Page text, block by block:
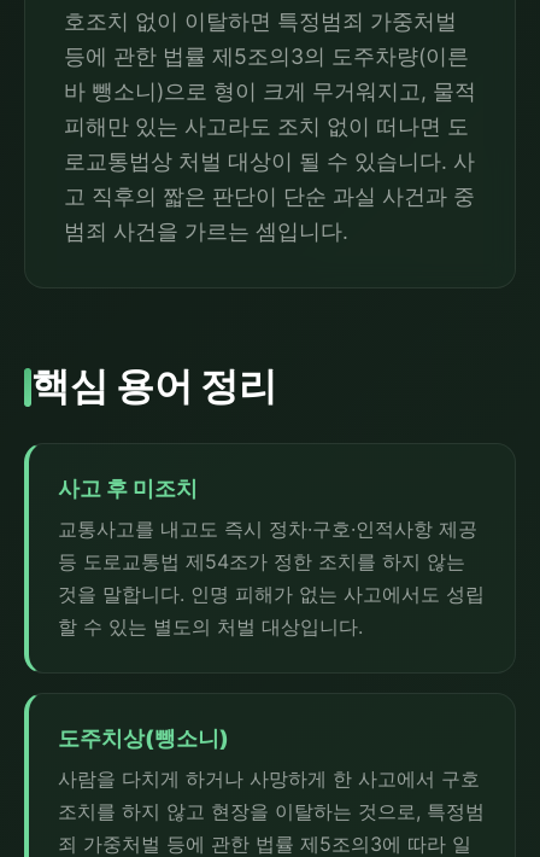
호조치 없이 이탈하면 특정범죄 가중처벌
등에 관한 법률 제5조의3의 도주차량(이른
바 뺑소니)으로 형이 크게 무거워지고, 물적
피해만 있는 사고라도 조치 없이 떠나면 도
로교통법상 처벌 대상이 될 수 있습니다. 사
고 직후의 짧은 판단이 단순 과실 사건과 중
범죄 사건을 가르는 셈입니다.
핵심 용어 정리
사고 후 미조치
교통사고를 내고도 즉시 정차·구호·인적사항 제공
등 도로교통법 제54조가 정한 조치를 하지 않는
것을 말합니다. 인명 피해가 없는 사고에서도 성립
할 수 있는 별도의 처벌 대상입니다.
도주치상(뺑소니)
사람을 다치게 하거나 사망하게 한 사고에서 구호
조치를 하지 않고 현장을 이탈하는 것으로, 특정범
죄 가중처벌 등에 관한 법률 제5조의3에 따라 일